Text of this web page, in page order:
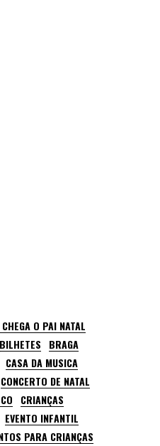
O PAI NATAL
BILHETES
BRAGA
CASA DA MUSICA
CONCERTO DE NATAL
CRIANÇAS
EVENTO INFANTIL
PARA CRIANÇAS